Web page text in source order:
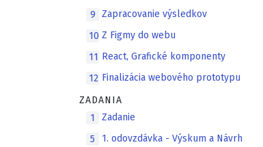
9 Zapracovanie výsledkov
10 Z Figmy do webu
11 React, Grafické komponenty
12 Finalizácia webového prototypu
ZADANIA
1
Zadanie
5
1. odovzdávka - Výskum a Návrh